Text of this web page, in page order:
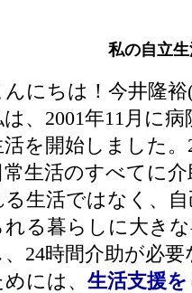
私の自立
んにちは！今井隆
は、2001年11月に
活を開始しました
常生活のすべてに
る生活ではなく、
れる暮らしに大き
、24時間介助が必
には、 生活支援